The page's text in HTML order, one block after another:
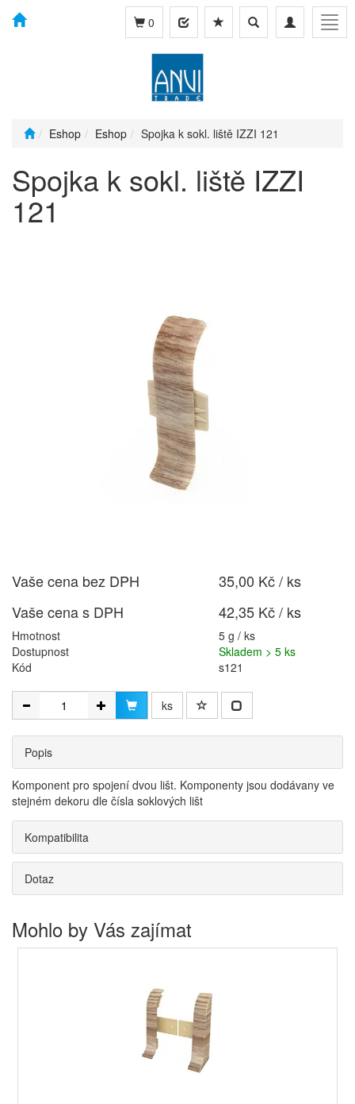
Toggle
navigation
Toggle
search
0
Eshop Eshop Spojka k sokl. liště IZZI 121
Spojka k sokl. liště IZZI
121
Vaše cena bez DPH
35,00 Kč / ks
Vaše cena s DPH
42,35 Kč / ks
Hmotnost
5 g / ks
Dostupnost
Skladem > 5 ks
Kód
s121
ks
Popis
Komponent pro spojení dvou lišt. Komponenty jsou dodávany ve
stejném dekoru dle čísla soklových lišt
Kompatibilita
Dotaz
Mohlo by Vás zajímat